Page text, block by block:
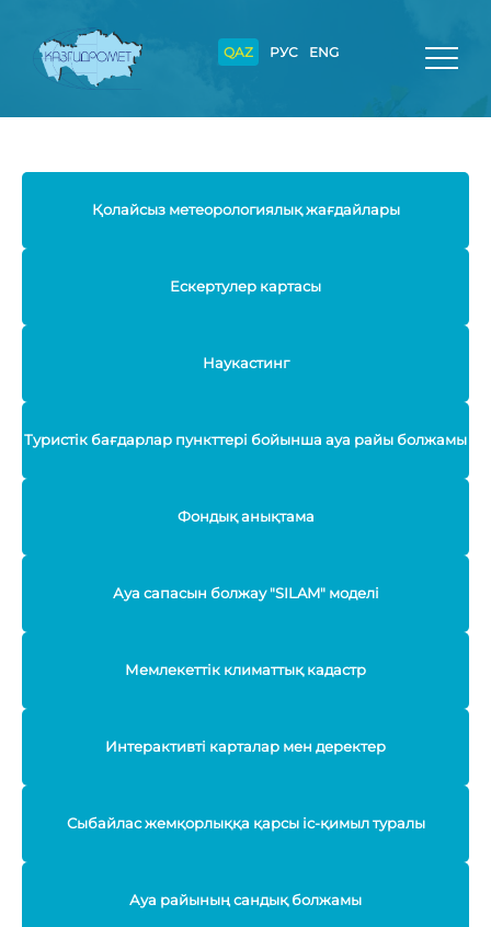
QAZ РУС ENG
Қолайсыз метеорологиялық жағдайлары
Ескертулер картасы
Наукастинг
Туристік бағдарлар пункттері бойынша ауа райы болжамы
Фондық анықтама
Ауа сапасын болжау "SILAM" моделі
Мемлекеттік климаттық кадастр
Интерактивті карталар мен деректер
Сыбайлас жемқорлыққа қарсы іс-қимыл туралы
Ауа райының сандық болжамы